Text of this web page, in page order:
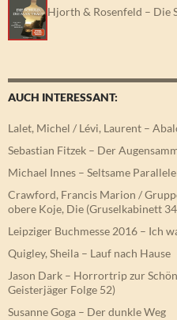
Hjorth & Rosenfeld – Die
AUCH INTERESSANT:
Lalet, Michel / Lévi, Laurent –
Sebastian Fitzek – Der
Michael Innes – Seltsame
Crawford, Francis Marion /
obere Koje, Die (Gruselkabinett
Leipziger Buchmesse 2016 – Ich
Quigley, Sheila – Lauf nach Hause
Jason Dark – Horrortrip zur
Geisterjäger Folge 52)
Susanne Goga – Der dunkle Weg